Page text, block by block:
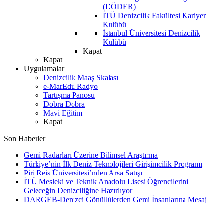
(DÖDER)
İTÜ Denizcilik Fakültesi Kariyer
Kulübü
İstanbul Üniversitesi Denizcilik
Kulübü
Kapat
Kapat
Uygulamalar
Denizcilik Maaş Skalası
e-MarEdu Radyo
Tartışma Panosu
Dobra Dobra
Mavi Eğitim
Kapat
Son Haberler
Gemi Radarları Üzerine Bilimsel Araştırma
Türkiye’nin İlk Deniz Teknolojileri Girişimcilik Programı
Piri Reis Üniversitesi’nden Arsa Satışı
İTÜ Mesleki ve Teknik Anadolu Lisesi Öğrencilerini
Geleceğin Denizciliğine Hazırlıyor
DARGEB-Denizci Gönüllülerden Gemi İnsanlarına Mesaj